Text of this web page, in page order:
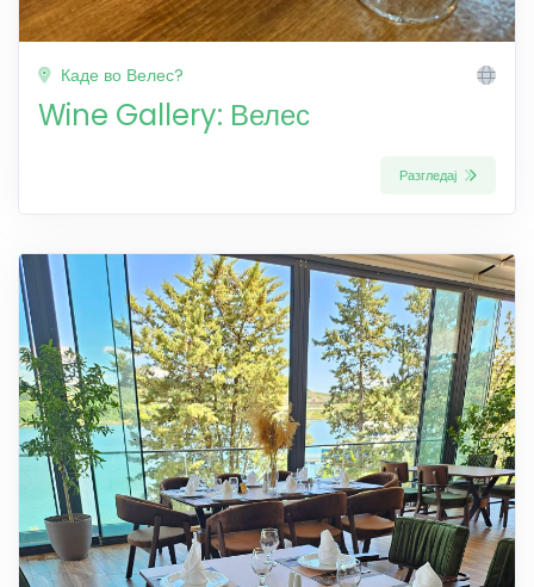
Каде во Велес?
Wine Gallery: Велес
Разгледај